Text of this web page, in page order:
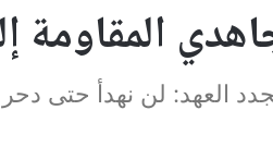
المقاومة
العهد: لن نهدأ حتى دحر